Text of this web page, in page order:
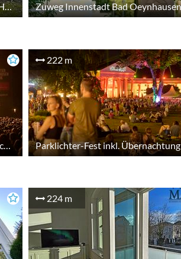
Aqua Magica und Eggeberg (Tagestour HF2)
Parklichter-Konzertfreitag inkl. Übernachtung
222 m
Parklichter-Fest inkl. Übernachtung
224 m